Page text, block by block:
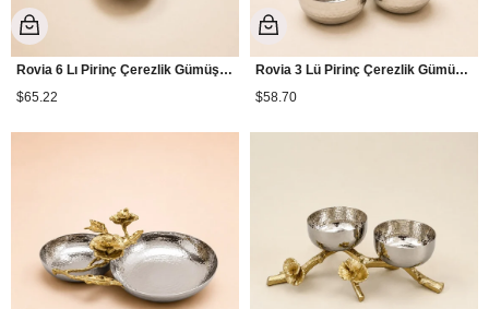
Rovia 6 Lı Pirinç Çerezlik Gümüş GLB-63
$65.22
Rovia 3 Lü Pirinç Çerezlik Gümüş GLB-61
$58.70